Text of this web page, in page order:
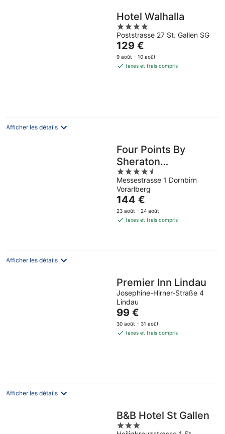
Hotel Walhalla
4
out
of
5
Poststrasse 27 St. Gallen SG
Le
prix
est
129 €
9 août - 10 août
taxes et frais compris
Afficher les détails
Four Points By
Sheraton
Panoramahaus
Dornbirn
4.5
out
of
5
Messestrasse 1 Dornbirn
Vorarlberg
Le
prix
est
par
144 €
23 août - 24 août
taxes et frais compris
Afficher les détails
Premier Inn Lindau
Josephine-Hirner-Straße 4
Lindau
Le
prix
est
99 €
30 août - 31 août
taxes et frais compris
Afficher les détails
B&B Hotel St Gallen
3